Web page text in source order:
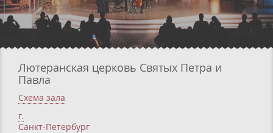
Лютеранская церковь Святых Петра и
Павла
Схема зала
г.
Санкт-Петербург